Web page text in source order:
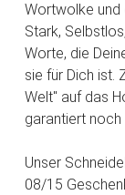
Wortwolke und
Stark,
Worte, die
sie für Dich ist.
Welt" auf das
garantiert
Unser
08/15